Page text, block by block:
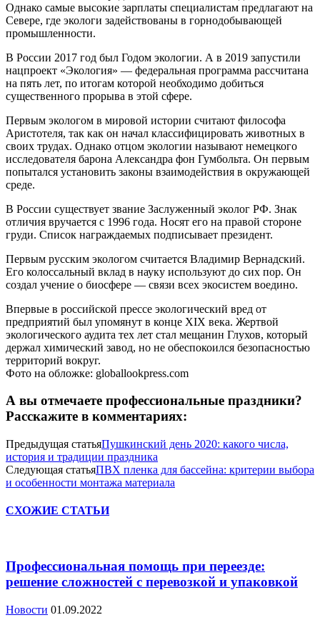
Однако самые высокие зарплаты специалистам предлагают на
Севере, где экологи задействованы в горнодобывающей
промышленности.
В России 2017 год был Годом экологии. А в 2019 запустили
нацпроект «Экология» — федеральная программа рассчитана
на пять лет, по итогам которой необходимо добиться
существенного прорыва в этой сфере.
Первым экологом в мировой истории считают философа
Аристотеля, так как он начал классифицировать животных в
своих трудах. Однако отцом экологии называют немецкого
исследователя барона Александра фон Гумбольта. Он первым
попытался установить законы взаимодействия в окружающей
среде.
В России существует звание Заслуженный эколог РФ. Знак
отличия вручается с 1996 года. Носят его на правой стороне
груди. Список награждаемых подписывает президент.
Первым русским экологом считается Владимир Вернадский.
Его колоссальный вклад в науку используют до сих пор. Он
создал учение о биосфере — связи всех экосистем воедино.
Впервые в российской прессе экологический вред от
предприятий был упомянут в конце XIX века. Жертвой
экологического аудита тех лет стал мещанин Глухов, который
держал химический завод, но не обеспокоился безопасностью
территорий вокруг.
Фото на обложке: globallookpress.com
А вы отмечаете профессиональные праздники?
Расскажите в комментариях:
Предыдущая статьяПушкинский день 2020: какого числа,
история и традиции праздника
Следующая статьяПВХ пленка для бассейна: критерии выбора
и особенности монтажа материала
СХОЖИЕ СТАТЬИ
Профессиональная помощь при переезде:
решение сложностей с перевозкой и упаковкой
Новости 01.09.2022